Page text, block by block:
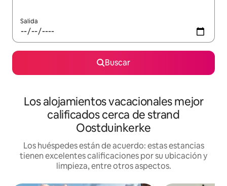
Salida
Buscar
Los alojamientos vacacionales mejor
calificados cerca de strand
Oostduinkerke
Los huéspedes están de acuerdo: estas estancias
tienen excelentes calificaciones por su ubicación y
limpieza, entre otros aspectos.